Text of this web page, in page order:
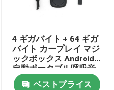
4 ギガバイト + 64 ギガ
バイト カープレイ マジ
ックボックス Android
自動ポータブル呼吸音
楽リズム雰囲気
ベストプライス